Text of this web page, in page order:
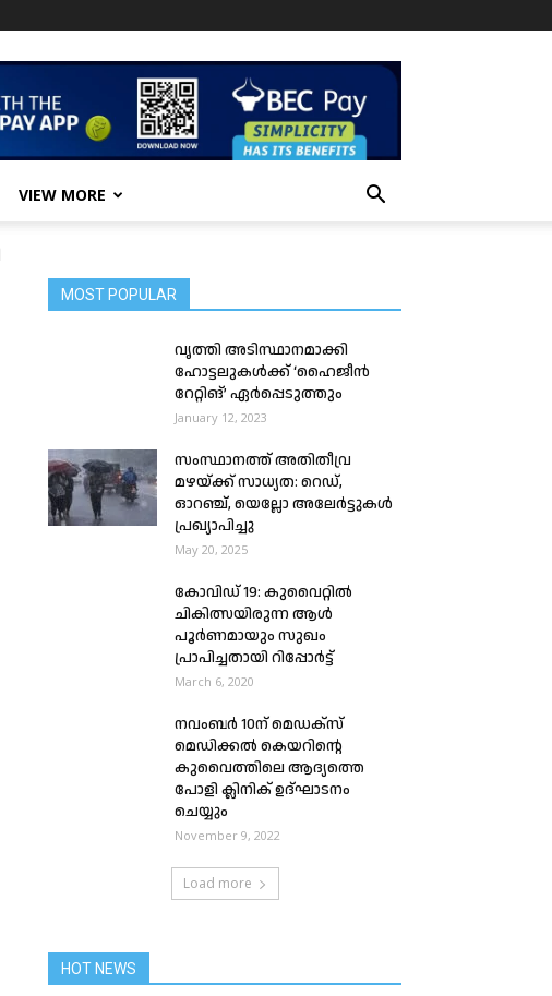
VIEW MORE
MOST POPULAR
വൃത്തി അടിസ്ഥാനമാക്കി
ഹോട്ടലുകള്‍ക്ക് ‘ഹൈജീൻ
റേറ്റിങ്’ ഏർപ്പെടുത്തും
January 12, 2023
സംസ്ഥാനത്ത് അതിതീവ്ര
മഴയ്ക്ക് സാധ്യത: റെഡ്,
ഓറഞ്ച്, യെല്ലോ അലേർട്ടുകൾ
പ്രഖ്യാപിച്ചു
May 20, 2025
കോവിഡ് 19: കുവൈറ്റിൽ
ചികിത്സയിരുന്ന ആൾ
പൂർണമായും സുഖം
പ്രാപിച്ചതായി റിപ്പോര്‍ട്ട്
March 6, 2020
നവംബർ 10ന് മെഡക്‌സ്
മെഡിക്കൽ കെയറിന്റെ
കുവൈത്തിലെ ആദ്യത്തെ
പോളി ക്ലിനിക് ഉദ്‌ഘാടനം
ചെയ്യും
November 9, 2022
Load more
HOT NEWS